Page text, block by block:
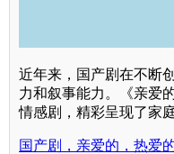
近年来，国产剧在不断
力和叙事能力。《亲爱
情感剧，精彩呈现了家
国产剧，亲爱的，热爱